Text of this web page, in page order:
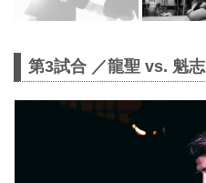
第3試合 ／龍聖 vs. 魁志